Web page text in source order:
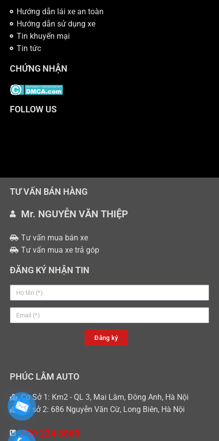
Hướng dẫn lái xe an toàn
Hướng dẫn sử dụng xe
Tin khuyến mại
Tin tức
CHỨNG NHẬN
FOLLOW US
TƯ VẤN BÁN HÀNG
Mr. NGUYỄN VĂN THIỆP
Tư vấn mua bán xe
Tư vấn mua xe trả góp
ĐĂNG KÝ NHẬN TIN
Đăng ký
PHÚC LÂM AUTO
Cơ Sở 1: Km2 - QL 3, Mai Lâm, Đông Anh, Hà Nội
Cơ sở 2: 686 Nguyễn Văn Cừ, Long Biên, Hà Nội
090 224 6868